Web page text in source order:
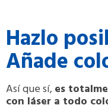
Hazlo
Añade
Así que sí,es